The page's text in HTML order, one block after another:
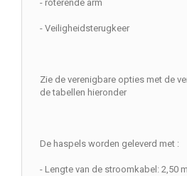
- roterende arm
- Veiligheidsterugkeer
Zie de verenigbare opties met de
de tabellen hieronder
De haspels worden geleverd met :
- Lengte van de stroomkabel: 2,50